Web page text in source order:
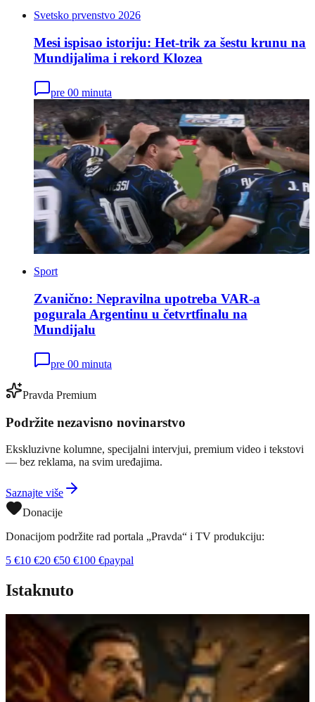
Svetsko prvenstvo 2026
Mesi ispisao istoriju: Het-trik za šestu krunu na
Mundijalima i rekord Klozea
pre 00 minuta
Sport
Zvanično: Nepravilna upotreba VAR-a
pogurala Argentinu u četvrtfinalu na
Mundijalu
pre 00 minuta
Pravda Premium
Podržite nezavisno novinarstvo
Ekskluzivne kolumne, specijalni intervjui, premium video i tekstovi
— bez reklama, na svim uređajima.
Saznajte više
Donacije
Donacijom podržite rad portala „Pravda“ i TV produkciju:
5 €10 €20 €50 €100 €paypal
Istaknuto